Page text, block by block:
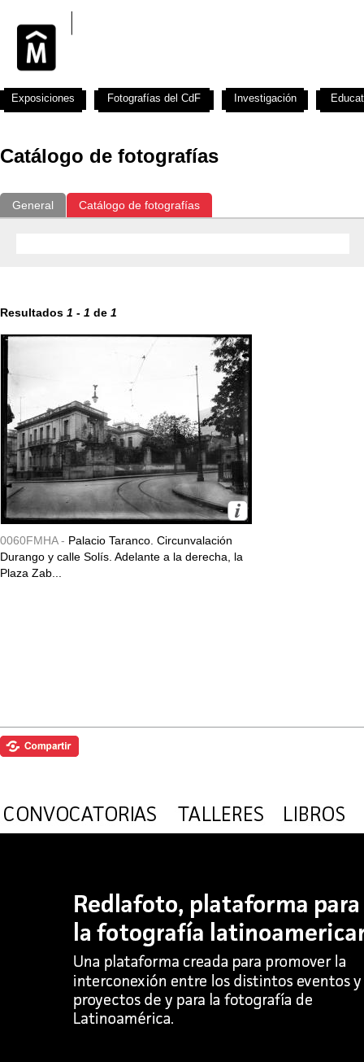
Catálogo de fotografías
General Catálogo de fotografías
Resultados 1 - 1 de 1
0060FMHA - Palacio Taranco. Circunvalación
Durango y calle Solís. Adelante a la derecha, la
Plaza Zab...
Exposiciones Fotografías del CdF Investigación